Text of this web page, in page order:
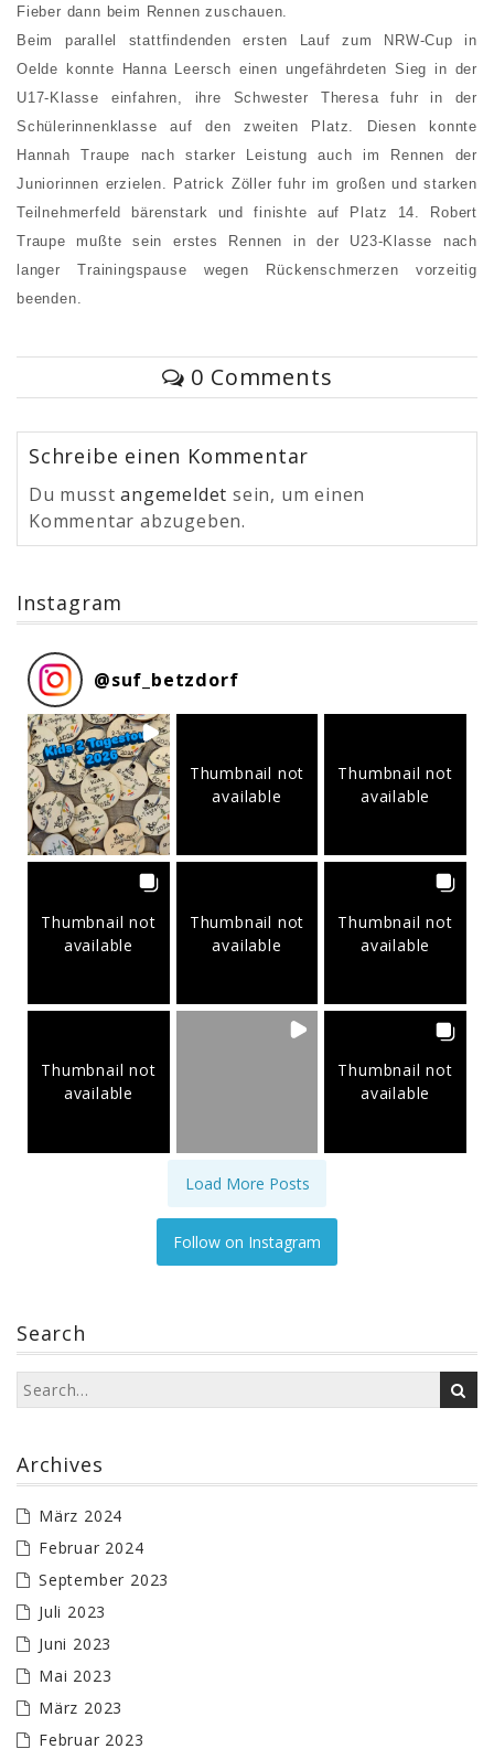
Fieber dann beim Rennen zuschauen.
Beim parallel stattfindenden ersten Lauf zum NRW-Cup in
Oelde konnte Hanna Leersch einen ungefährdeten Sieg in der
U17-Klasse einfahren, ihre Schwester Theresa fuhr in der
Schülerinnenklasse auf den zweiten Platz. Diesen konnte
Hannah Traupe nach starker Leistung auch im Rennen der
Juniorinnen erzielen. Patrick Zöller fuhr im großen und starken
Teilnehmerfeld bärenstark und finishte auf Platz 14. Robert
Traupe mußte sein erstes Rennen in der U23-Klasse nach
langer Trainingspause wegen Rückenschmerzen vorzeitig
beenden.
0 Comments
Schreibe einen Kommentar
Du musstangemeldet sein, um einen
Kommentar abzugeben.
Instagram
@suf_betzdorf
Thumbnail not
available
Thumbnail not
available
Thumbnail not
available
Thumbnail not
available
Thumbnail not
available
Thumbnail not
available
Thumbnail not
available
Load More Posts
Follow on Instagram
Search
Archives
März 2024
Februar 2024
September 2023
Juli 2023
Juni 2023
Mai 2023
März 2023
Februar 2023